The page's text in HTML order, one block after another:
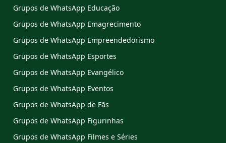
Grupos de WhatsApp Educação
Grupos de WhatsApp Emagrecimento
Grupos de WhatsApp Empreendedorismo
Grupos de WhatsApp Esportes
Grupos de WhatsApp Evangélico
Grupos de WhatsApp Eventos
Grupos de WhatsApp de Fãs
Grupos de WhatsApp Figurinhas
Grupos de WhatsApp Filmes e Séries